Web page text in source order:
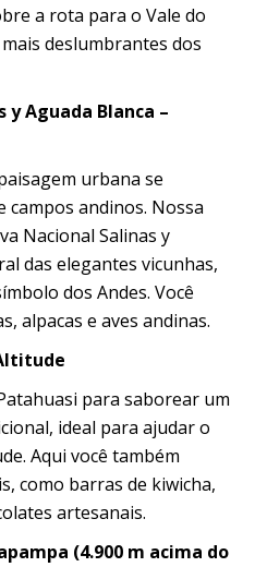
a rota para o Vale do
deslumbrantes dos
y Aguada Blanca –
urbana se
andinos. Nossa
Nacional Salinas y
das elegantes vicunhas,
dos Andes. Você
alpacas e aves andinas.
para saborear um
ideal para ajudar o
Aqui você também
como barras de kiwicha,
artesanais.
(4.900 m acima do